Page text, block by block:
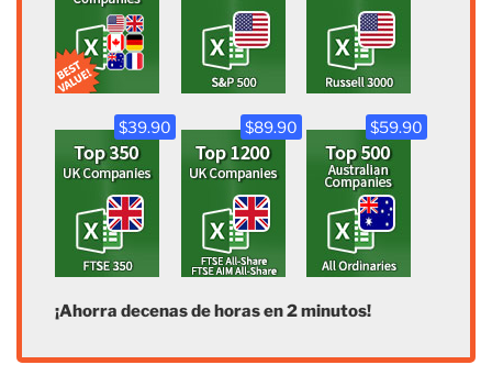
$39.90 $89.90 $59.90
¡Ahorra decenas de horas en 2 minutos!